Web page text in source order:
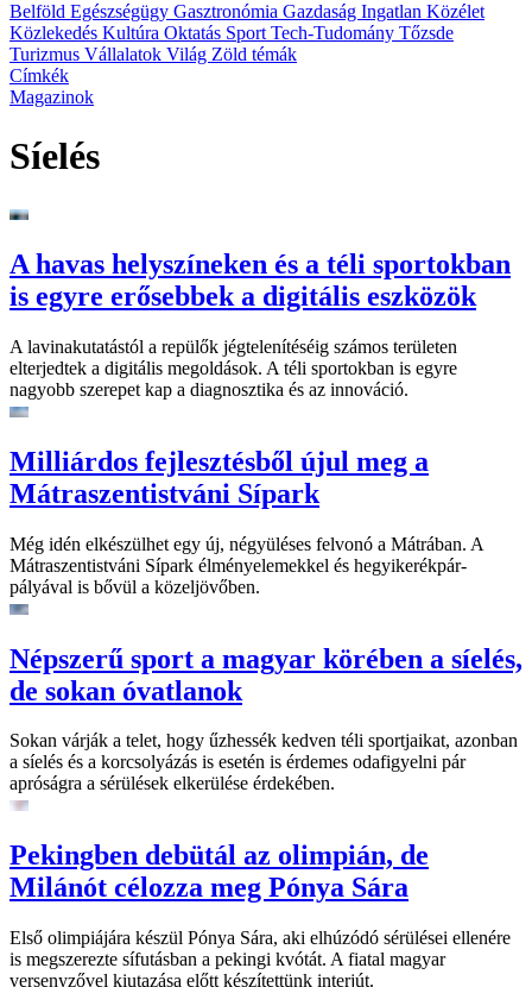
Belföld Egészségügy Gasztronómia Gazdaság Ingatlan Közélet
Közlekedés Kultúra Oktatás Sport Tech-Tudomány Tőzsde
Turizmus Vállalatok Világ Zöld témák
Címkék
Magazinok
Síelés
A havas helyszíneken és a téli sportokban
is egyre erősebbek a digitális eszközök
A lavinakutatástól a repülők jégtelenítéséig számos területen
elterjedtek a digitális megoldások. A téli sportokban is egyre
nagyobb szerepet kap a diagnosztika és az innováció.
Milliárdos fejlesztésből újul meg a
Mátraszentistváni Sípark
Még idén elkészülhet egy új, négyüléses felvonó a Mátrában. A
Mátraszentistváni Sípark élményelemekkel és hegyikerékpár-
pályával is bővül a közeljövőben.
Népszerű sport a magyar körében a síelés,
de sokan óvatlanok
Sokan várják a telet, hogy űzhessék kedven téli sportjaikat, azonban
a síelés és a korcsolyázás is esetén is érdemes odafigyelni pár
apróságra a sérülések elkerülése érdekében.
Pekingben debütál az olimpián, de
Milánót célozza meg Pónya Sára
Első olimpiájára készül Pónya Sára, aki elhúzódó sérülései ellenére
is megszerezte sífutásban a pekingi kvótát. A fiatal magyar
versenyzővel kiutazása előtt készítettünk interjút.